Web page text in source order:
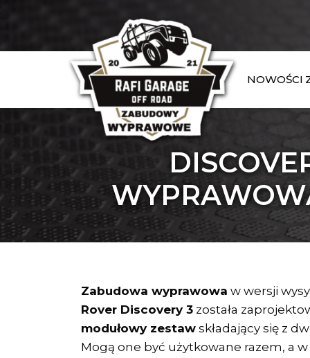
NOWOŚCI
Zabudowa wyprawowa w wersji
Rover Discovery 3 została
modułowy zestaw składający się z
Mogą one być użytkowane razem, a